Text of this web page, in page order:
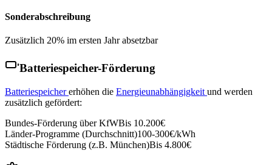
Sonderabschreibung
Zusätzlich 20% im ersten Jahr absetzbar
Batteriespeicher-Förderung
Batteriespeicher erhöhen die Energieunabhängigkeit und werden
zusätzlich gefördert:
Bundes-Förderung über KfWBis 10.200€
Länder-Programme (Durchschnitt)100-300€/kWh
Städtische Förderung (z.B. München)Bis 4.800€